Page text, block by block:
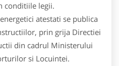
conditiile legii.
atestati se publica
prin grija Directiei
din cadrul Ministerului
si Locuintei.